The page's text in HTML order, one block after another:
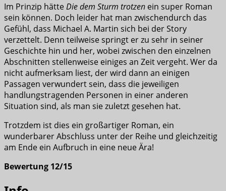
Im Prinzip hätteDie dem Sturm trotzen ein super Roman
sein können. Doch leider hat man zwischendurch das
Gefühl, dass Michael A. Martin sich bei der Story
verzettelt. Denn teilweise springt er zu sehr in seiner
Geschichte hin und her, wobei zwischen den einzelnen
Abschnitten stellenweise einiges an Zeit vergeht. Wer da
nicht aufmerksam liest, der wird dann an einigen
Passagen verwundert sein, dass die jeweiligen
handlungstragenden Personen in einer anderen
Situation sind, als man sie zuletzt gesehen hat.
Trotzdem ist dies ein großartiger Roman, ein
wunderbarer Abschluss unter der Reihe und gleichzeitig
am Ende ein Aufbruch in eine neue Ära!
Bewertung 12/15